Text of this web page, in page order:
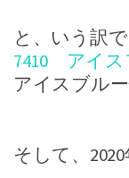
と、いう訳
7410 アイス
アイスブル
そして、2020